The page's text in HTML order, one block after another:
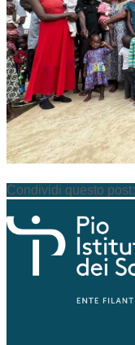
Condividi questo post: